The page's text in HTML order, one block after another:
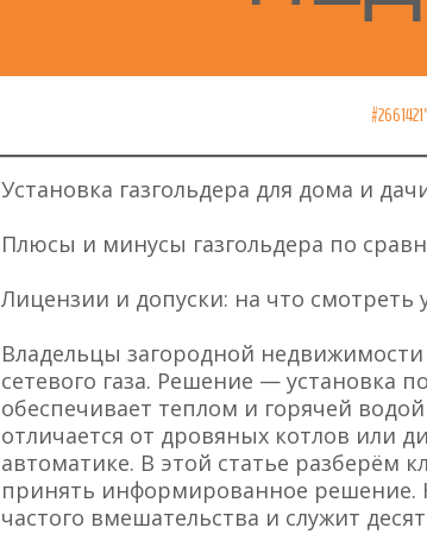
Установка газгольдера для дома и
Плюсы и минусы газгольдера по
Лицензии и допуски: на что смотреть
Владельцы загородной
сетевого газа. Решение — установка
обеспечивает теплом и горячей
отличается от дровяных котлов или
автоматике. В этой статье
принять информированное решение.
частого вмешательства и служит